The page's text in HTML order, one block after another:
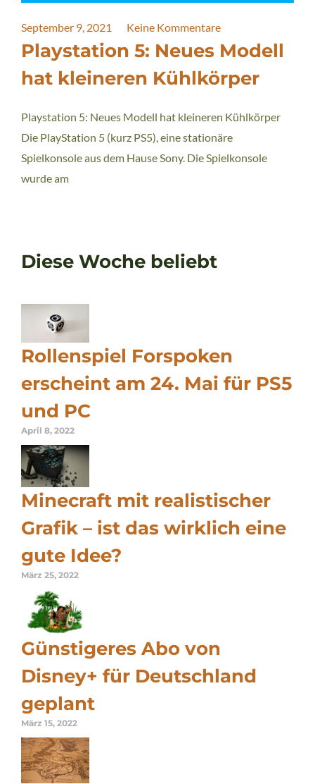
September 9, 2021 Keine Kommentare
Playstation 5: Neues Modell
hat kleineren Kühlkörper
Playstation 5: Neues Modell hat kleineren Kühlkörper
Die PlayStation 5 (kurz PS5), eine stationäre
Spielkonsole aus dem Hause Sony. Die Spielkonsole
wurde am
Diese Woche beliebt
Rollenspiel Forspoken
erscheint am 24. Mai für PS5
und PC
April 8, 2022
Minecraft mit realistischer
Grafik – ist das wirklich eine
gute Idee?
März 25, 2022
Günstigeres Abo von
Disney+ für Deutschland
geplant
März 15, 2022